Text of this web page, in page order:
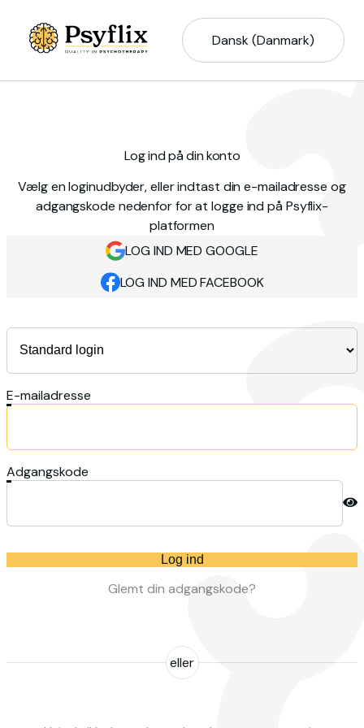
Dansk (Danmark)
Log ind på din konto
Vælg en loginudbyder, eller indtast din e-mailadresse og
adgangskode nedenfor for at logge ind på Psyflix-
platformen
LOG IND MED GOOGLE
LOG IND MED FACEBOOK
E-mailadresse
Adgangskode
Log ind
Glemt din adgangskode?
eller